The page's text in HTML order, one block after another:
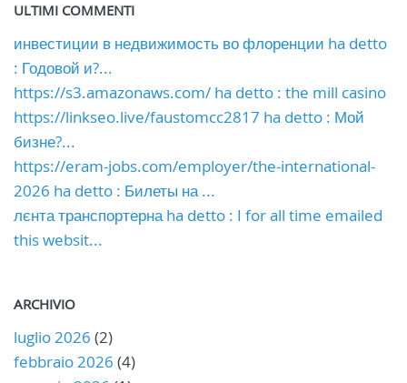
ULTIMI COMMENTI
инвестиции в недвижимость во флоренции ha detto
: Годовой и?...
https://s3.amazonaws.com/ ha detto : the mill casino
https://linkseo.live/faustomcc2817 ha detto : Мой
бизне?...
https://eram-jobs.com/employer/the-international-
2026 ha detto : Билеты на ...
лєнта транспортерна ha detto : I for all time emailed
this websit...
ARCHIVIO
luglio 2026 (2)
febbraio 2026 (4)